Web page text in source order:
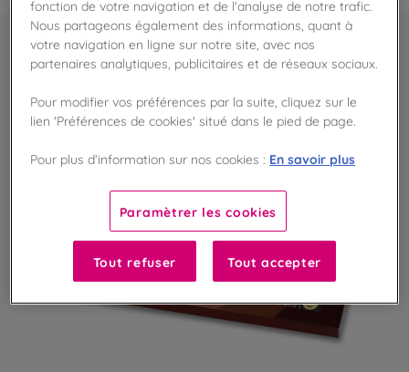
fonction de votre navigation et de l'analyse de notre trafic.
Nous partageons également des informations, quant à
votre navigation en ligne sur notre site, avec nos
partenaires analytiques, publicitaires et de réseaux sociaux.
Pour modifier vos préférences par la suite, cliquez sur le
lien 'Préférences de cookies' situé dans le pied de page.
Pour plus d’information sur nos cookies : En savoir plus
Paramètrer les cookies
Tout refuser Tout accepter